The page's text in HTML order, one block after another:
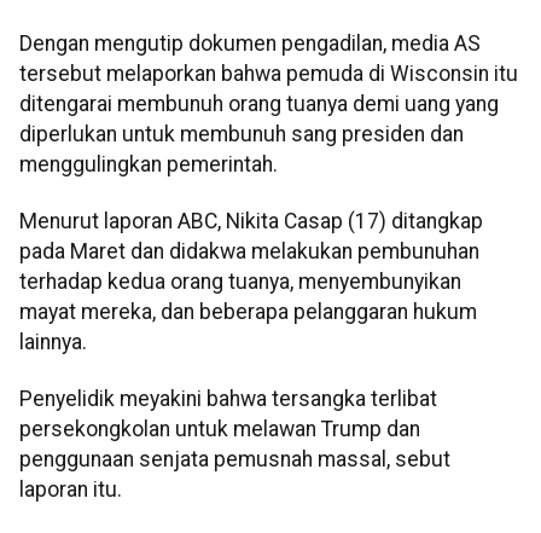
Dengan mengutip dokumen pengadilan, media AS
tersebut melaporkan bahwa pemuda di Wisconsin itu
ditengarai membunuh orang tuanya demi uang yang
diperlukan untuk membunuh sang presiden dan
menggulingkan pemerintah.
Menurut laporan ABC, Nikita Casap (17) ditangkap
pada Maret dan didakwa melakukan pembunuhan
terhadap kedua orang tuanya, menyembunyikan
mayat mereka, dan beberapa pelanggaran hukum
lainnya.
Penyelidik meyakini bahwa tersangka terlibat
persekongkolan untuk melawan Trump dan
penggunaan senjata pemusnah massal, sebut
laporan itu.